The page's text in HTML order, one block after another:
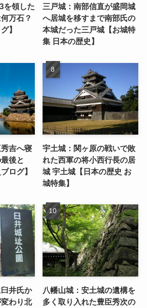
を領した
万石？
】
三戸城：南部信直が盛岡城
へ居城を移すまで南部氏の
本城だった三戸城【お城特
集 日本の歴史】
吉へ寝
後と
ログ】
宇土城：関ヶ原の戦いで敗
れた西軍の将小西行長の居
城 宇土城【日本の歴史 お
城特集】
井氏か
わり北
八幡山城：安土城の遺構を
多く取り入れた豊臣秀次の